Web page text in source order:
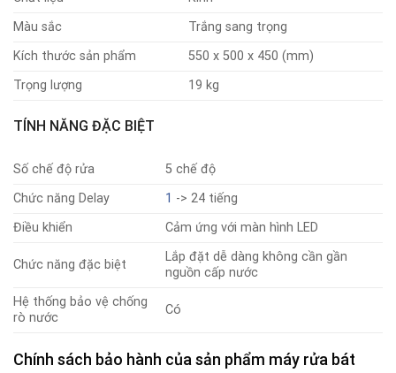
Màu sắc
Trắng sang trọng
Kích thước sản phẩm
550 x 500 x 450 (mm)
Trọng lượng
19 kg
TÍNH NĂNG ĐẶC BIỆT
Số chế độ rửa
5 chế độ
Chức năng Delay
1 -> 24 tiếng
Điều khiển
Cảm ứng với màn hình LED
Chức năng đặc biệt
Lắp đặt dễ dàng không cần gần
nguồn cấp nước
Hệ thống bảo vệ chống
rò nước
Có
Chính sách bảo hành của sản phẩm máy rửa bát